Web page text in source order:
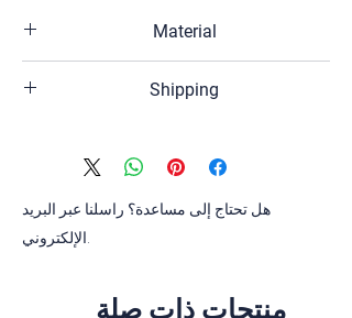
Material
Topaz
Shipping
business days,if the product has the
If the product is out of stock, the
shipping time of your orders is 4-6
هل تحتاج إلى مساعدة؟ راسلنا عبر البريد
منتجات ذات صلة